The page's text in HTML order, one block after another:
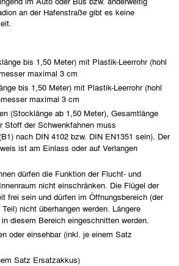
an der Hafenstraße gibt es keine
bis 1,50 Meter) mit Plastik-Leerrohr (hohl
maximal 3 cm
bis 1,50 Meter) mit Plastik-Leerrohr (hohl
maximal 3 cm
(Stocklänge ab 1,50 Meter), Gesamtlänge
Stoff der Schwenkfahnen muss
nach DIN 4102 bzw. DIN EN1351 sein). Der
ist am Einlass oder auf Verlangen
dürfen die Funktion der Flucht- und
nicht einschränken. Die Flügel der
frei sein und dürfen im Öffnungsbereich (der
nicht überhangen werden. Längere
diesem Bereich eingeschnitten werden.
oder einsehbar (inkl. je einem Satz
Satz Ersatzakkus)